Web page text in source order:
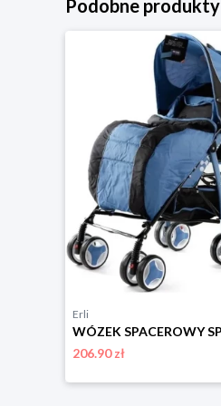
Podobne produkty
Erli
206.90 zł